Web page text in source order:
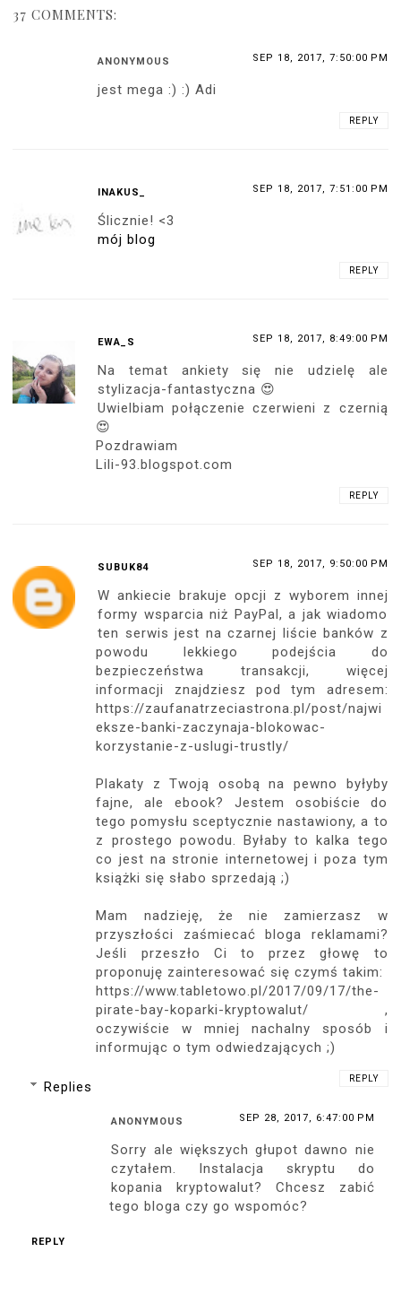
37 COMMENTS:
ANONYMOUS SEP 18, 2017, 7:50:00 PM
jest mega :) :) Adi
REPLY
INAKUS_ SEP 18, 2017, 7:51:00 PM
Ślicznie! <3
mój blog
REPLY
EWA_S SEP 18, 2017, 8:49:00 PM
Na temat ankiety się nie udzielę ale
stylizacja-fantastyczna 😍
Uwielbiam połączenie czerwieni z czernią
😍
Pozdrawiam
Lili-93.blogspot.com
REPLY
SUBUK84 SEP 18, 2017, 9:50:00 PM
W ankiecie brakuje opcji z wyborem innej
formy wsparcia niż PayPal, a jak wiadomo
ten serwis jest na czarnej liście banków z
powodu lekkiego podejścia do
bezpieczeństwa transakcji, więcej
informacji znajdziesz pod tym adresem:
https://zaufanatrzeciastrona.pl/post/najwi
eksze-banki-zaczynaja-blokowac-
korzystanie-z-uslugi-trustly/
Plakaty z Twoją osobą na pewno byłyby
fajne, ale ebook? Jestem osobiście do
tego pomysłu sceptycznie nastawiony, a to
z prostego powodu. Byłaby to kalka tego
co jest na stronie internetowej i poza tym
książki się słabo sprzedają ;)
Mam nadzieję, że nie zamierzasz w
przyszłości zaśmiecać bloga reklamami?
Jeśli przeszło Ci to przez głowę to
proponuję zainteresować się czymś takim:
https://www.tabletowo.pl/2017/09/17/the-
pirate-bay-koparki-kryptowalut/ ,
oczywiście w mniej nachalny sposób i
informując o tym odwiedzających ;)
REPLY
Replies
ANONYMOUS SEP 28, 2017, 6:47:00 PM
Sorry ale większych głupot dawno nie
czytałem. Instalacja skryptu do
kopania kryptowalut? Chcesz zabić
tego bloga czy go wspomóc?
REPLY